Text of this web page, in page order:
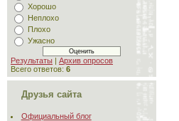
Хорошо
Неплохо
Плохо
Ужасно
Результаты | Архив опросов
Всего ответов: 6
Друзья сайта
Официальный блог